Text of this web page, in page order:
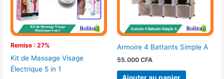
Remise : 27%
Kit de Massage Visage
Électrique 5 in 1
Armoire 4 Battants Simple A
55.000 CFA